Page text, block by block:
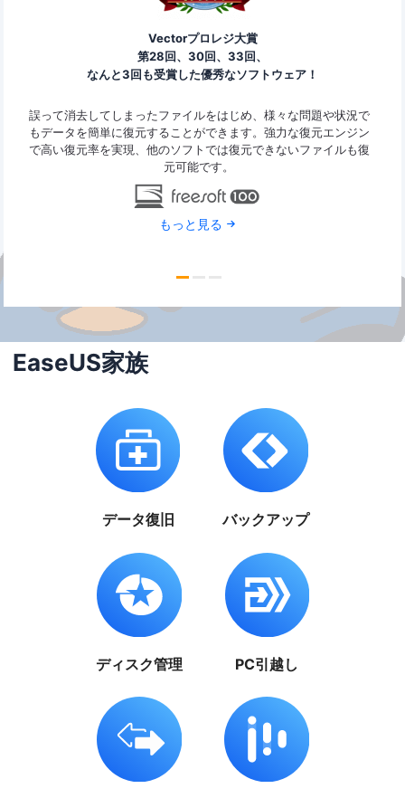
Vectorプロレジ大賞
第28回、30回、33回、
なんと3回も受賞した優秀なソフトウェア！
誤って消去してしまったファイルをはじめ、様々な問題や状況で
もデータを簡単に復元することができます。強力な復元エンジン
で高い復元率を実現、他のソフトでは復元できないファイルも復
元可能です。
もっと見る
EaseUS家族
データ復旧 バックアップ
ディスク管理 PC引越し